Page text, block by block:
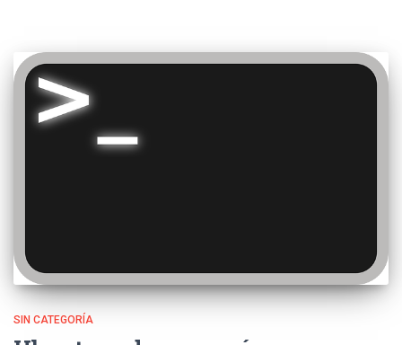
SIN CATEGORÍA